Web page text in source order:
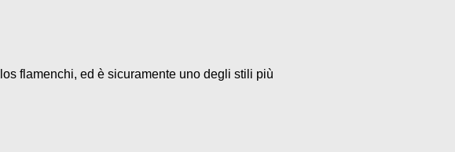
flamenchi, ed è sicuramente uno degli stili più